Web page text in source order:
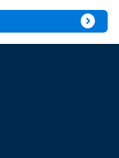
expand_circle_right